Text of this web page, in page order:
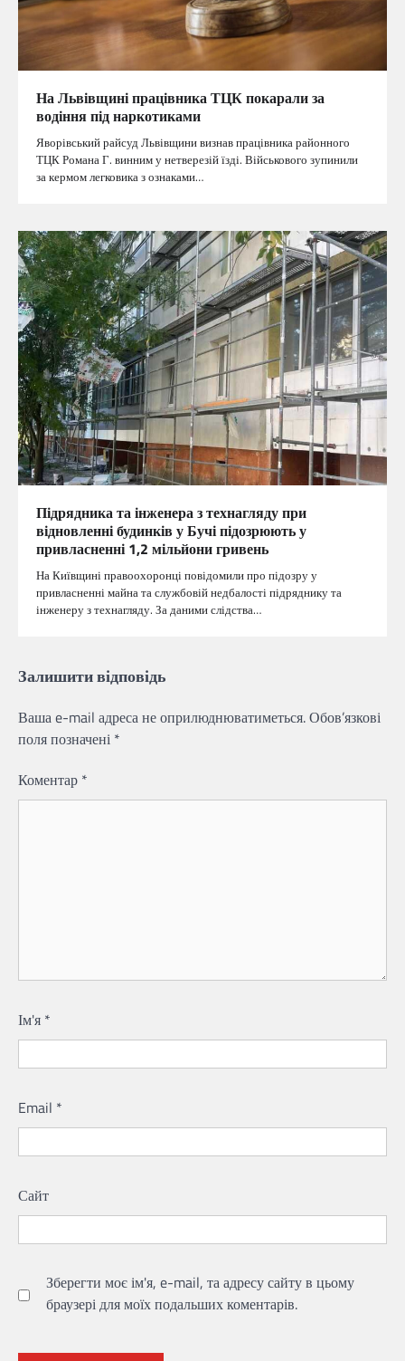
На Львівщині працівника ТЦК покарали за
водіння під наркотиками
Яворівський райсуд Львівщини визнав працівника районного
ТЦК Романа Г. винним у нетверезій їзді. Військового зупинили
за кермом легковика з ознаками…
Підрядника та інженера з технагляду при
відновленні будинків у Бучі підозрюють у
привласненні 1,2 мільйони гривень
На Київщині правоохоронці повідомили про підозру у
привласненні майна та службовій недбалості підряднику та
інженеру з технагляду. За даними слідства…
Залишити відповідь
Ваша e-mail адреса не оприлюднюватиметься.Обов’язкові
поля позначені *
Коментар *
Ім'я *
Email *
Сайт
Зберегти моє ім'я, e-mail, та адресу сайту в цьому
браузері для моїх подальших коментарів.